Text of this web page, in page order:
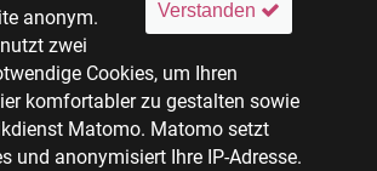
Verstanden
anonym.
zwei
Cookies, um Ihren
komfortabler zu gestalten sowie
Matomo. Matomo setzt
und anonymisiert Ihre IP-Adresse.